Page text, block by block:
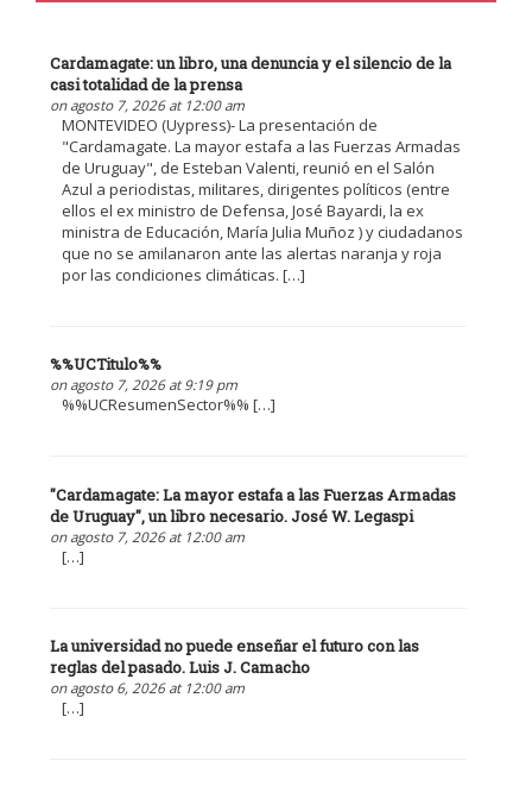
Cardamagate: un libro, una denuncia y el silencio de la
casi totalidad de la prensa
on agosto 7, 2026 at 12:00 am
MONTEVIDEO (Uypress)- La presentación de
"Cardamagate. La mayor estafa a las Fuerzas Armadas
de Uruguay", de Esteban Valenti, reunió en el Salón
Azul a periodistas, militares, dirigentes políticos (entre
ellos el ex ministro de Defensa, José Bayardi, la ex
ministra de Educación, María Julia Muñoz ) y ciudadanos
que no se amilanaron ante las alertas naranja y roja
por las condiciones climáticas. […]
%%UCTitulo%%
on agosto 7, 2026 at 9:19 pm
%%UCResumenSector%% […]
"Cardamagate: La mayor estafa a las Fuerzas Armadas
de Uruguay", un libro necesario. José W. Legaspi
on agosto 7, 2026 at 12:00 am
[…]
La universidad no puede enseñar el futuro con las
reglas del pasado. Luis J. Camacho
on agosto 6, 2026 at 12:00 am
[…]